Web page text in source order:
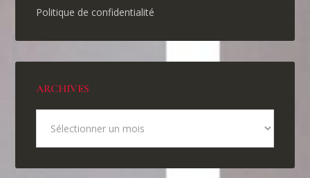
Politique de confidentialité
ARCHIVES